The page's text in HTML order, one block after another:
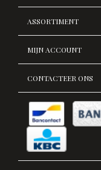
ASSORTIMENT
MIJN ACCOUNT
CONTACTEER ONS